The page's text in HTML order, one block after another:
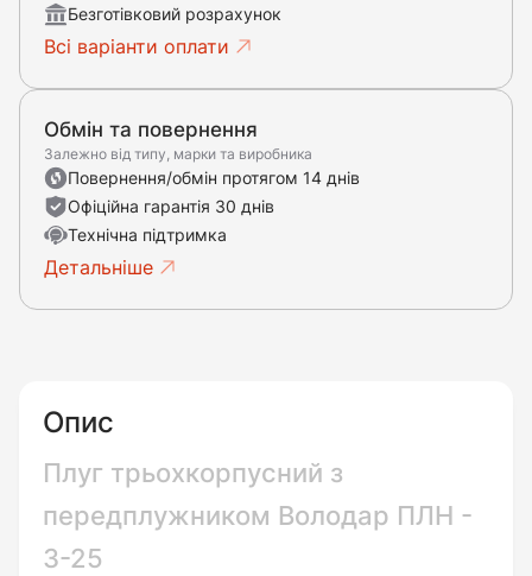
Безготівковий розрахунок
Всі варіанти оплати
Обмін та повернення
Залежно від типу, марки та виробника
Повернення/обмін протягом 14 днів
Офіційна гарантія 30 днів
Технічна підтримка
Детальніше
Опис
Плуг трьохкорпусний з
передплужником Володар ПЛН -
3-25